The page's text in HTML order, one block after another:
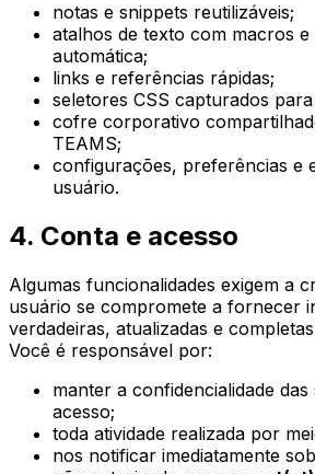
notas e snippets reutilizáveis;
atalhos de texto com macros e
automática;
links e referências rápidas;
seletores CSS capturados
cofre corporativo
TEAMS;
configurações, preferências e
usuário.
4. Conta e acesso
Algumas funcionalidades exigem a
usuário se compromete a fornecer
verdadeiras, atualizadas e
Você é responsável por:
manter a confidencialidade
acesso;
toda atividade realizada por
nos notificar imediatamente